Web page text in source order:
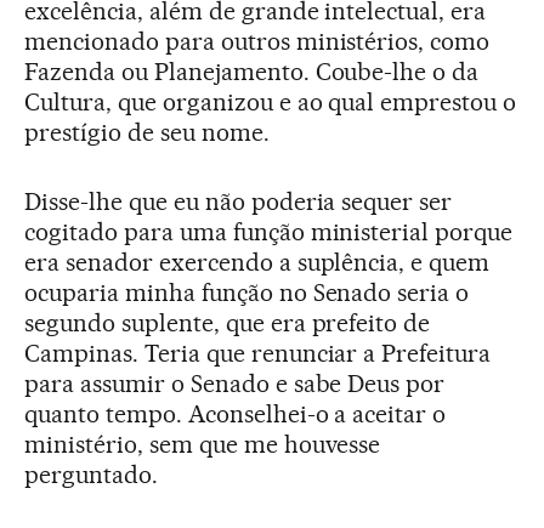
excelência, além de grande intelectual, era
mencionado para outros ministérios, como
Fazenda ou Planejamento. Coube-lhe o da
Cultura, que organizou e ao qual emprestou o
prestígio de seu nome.
Disse-lhe que eu não poderia sequer ser
cogitado para uma função ministerial porque
era senador exercendo a suplência, e quem
ocuparia minha função no Senado seria o
segundo suplente, que era prefeito de
Campinas. Teria que renunciar a Prefeitura
para assumir o Senado e sabe Deus por
quanto tempo. Aconselhei-o a aceitar o
ministério, sem que me houvesse
perguntado.